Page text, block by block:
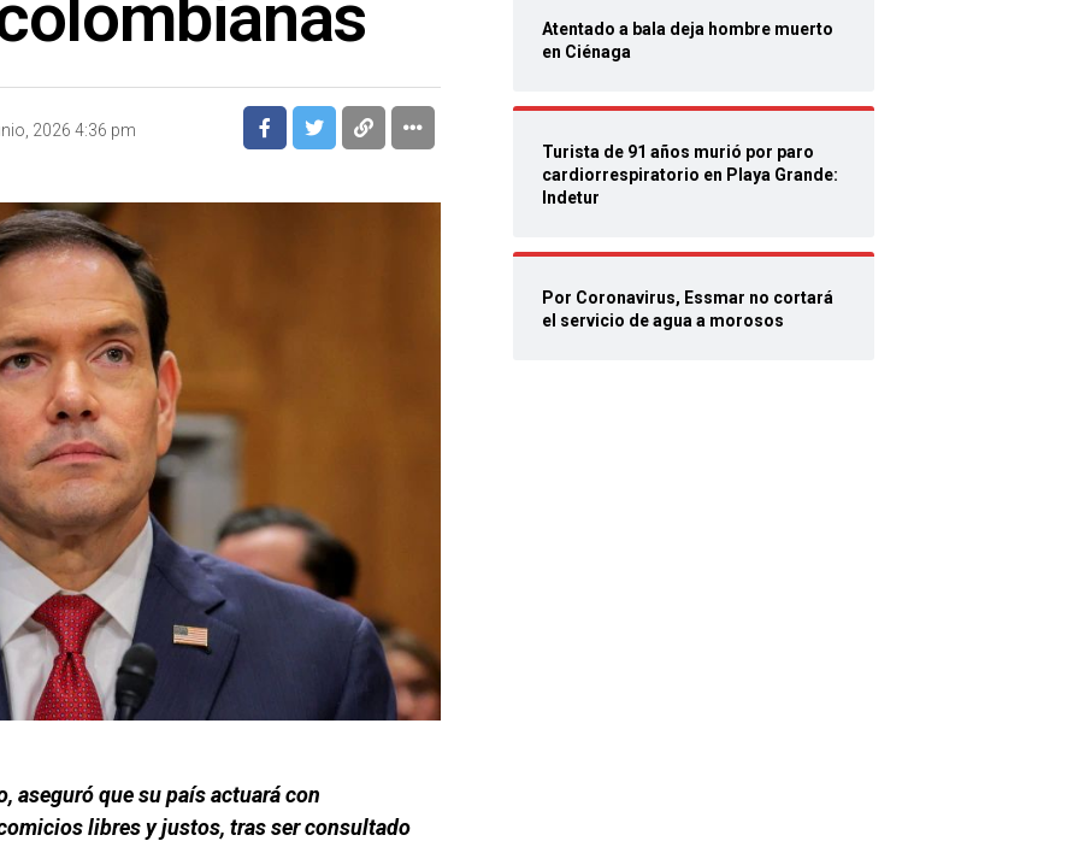
2026 4:36 pm
aseguró que su país actuará con
libres y justos, tras ser consultado
Atentado a bala deja hombre muerto
en Ciénaga
Turista de 91 años murió por paro
cardiorrespiratorio en Playa Grande:
Indetur
Por Coronavirus, Essmar no cortará
el servicio de agua a morosos